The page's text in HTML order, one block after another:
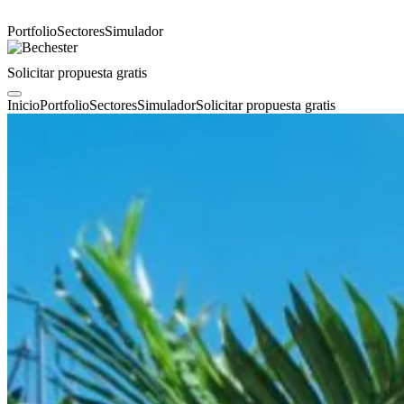
PortfolioSectoresSimulador
Solicitar propuesta gratis
InicioPortfolioSectoresSimuladorSolicitar propuesta gratis